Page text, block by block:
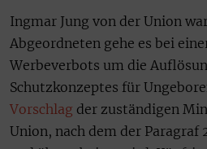
Ingmar Jung von der Union
Abgeordneten gehe es bei
Werbeverbots um die
Schutzkonzeptes für
Vorschlag der zuständigen
Union, nach dem der Paragraf